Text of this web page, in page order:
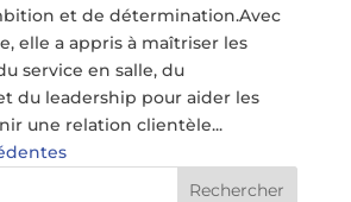
et de détermination.Avec
elle a appris à maîtriser les
service en salle, du
du leadership pour aider les
une relation clientèle...
Rechercher